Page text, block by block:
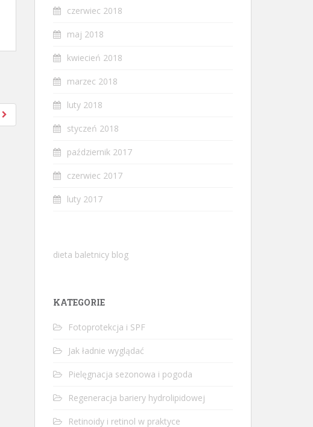
czerwiec 2018
maj 2018
kwiecień 2018
marzec 2018
luty 2018
styczeń 2018
październik 2017
czerwiec 2017
luty 2017
dieta baletnicy blog
KATEGORIE
Fotoprotekcja i SPF
Jak ładnie wyglądać
Pielęgnacja sezonowa i pogoda
Regeneracja bariery hydrolipidowej
Retinoidy i retinol w praktyce